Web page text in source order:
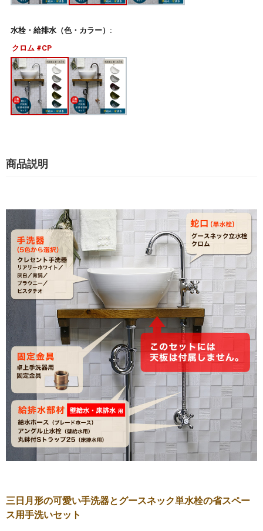
水栓・給排水（色・カラー）:
クロム #CP
商品説明
三日月形の可愛い手洗器とグースネック単水栓の省スペー
ス用手洗いセット